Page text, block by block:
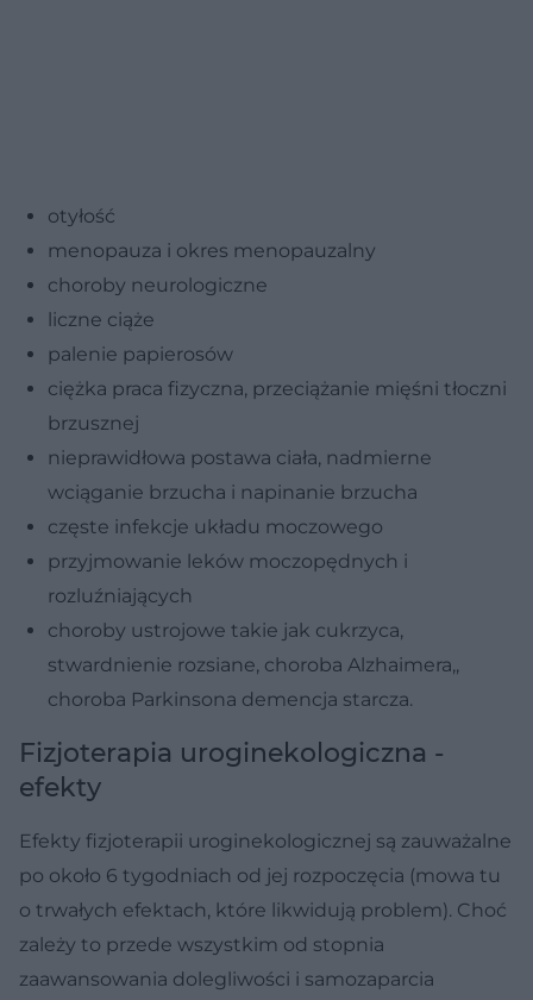
otyłość
menopauza i okres menopauzalny
choroby neurologiczne
liczne ciąże
palenie papierosów
ciężka praca fizyczna, przeciążanie mięśni tłoczni
brzusznej
nieprawidłowa postawa ciała, nadmierne
wciąganie brzucha i napinanie brzucha
częste infekcje układu moczowego
przyjmowanie leków moczopędnych i
rozluźniających
choroby ustrojowe takie jak cukrzyca,
stwardnienie rozsiane, choroba Alzhaimera,,
choroba Parkinsona demencja starcza.
Fizjoterapia uroginekologiczna -
efekty
Efekty fizjoterapii uroginekologicznej są zauważalne
po około 6 tygodniach od jej rozpoczęcia (mowa tu
o trwałych efektach, które likwidują problem). Choć
zależy to przede wszystkim od stopnia
zaawansowania dolegliwości i samozaparcia